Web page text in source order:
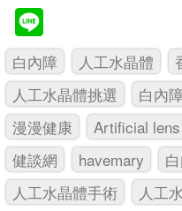
白內障 人工水晶體
人工水晶體挑選
白內
漫漫健康
Artificial lens
健談網
havemary
人工水晶體手術
人工